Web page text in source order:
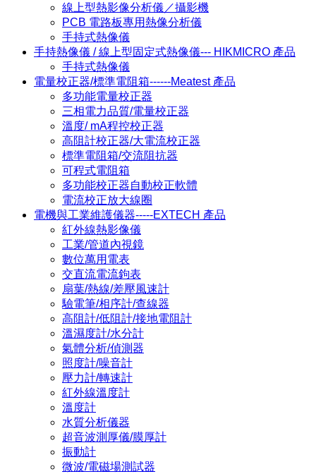
線上型熱影像分析儀／攝影機
PCB 電路板專用熱像分析儀
手持式熱像儀
手持熱像儀 / 線上型固定式熱像儀--- HIKMICRO 產品
手持式熱像儀
電量校正器/標準電阻箱------Meatest 產品
多功能電量校正器
三相電力品質/電量校正器
溫度/ mA程控校正器
高阻計校正器/大電流校正器
標準電阻箱/交流阻抗器
可程式電阻箱
多功能校正器自動校正軟體
電流校正放大線圈
電機與工業維護儀器-----EXTECH 產品
紅外線熱影像儀
工業/管道內視鏡
數位萬用電表
交直流電流鉤表
扇葉/熱線/差壓風速計
驗電筆/相序計/查線器
高阻計/低阻計/接地電阻計
溫濕度計/水分計
氣體分析/偵測器
照度計/噪音計
壓力計/轉速計
紅外線溫度計
溫度計
水質分析儀器
超音波測厚儀/膜厚計
振動計
微波/電磁場測試器